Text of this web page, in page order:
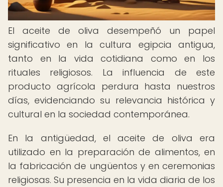
El aceite de oliva desempeñó un papel
significativo en la cultura egipcia antigua,
tanto en la vida cotidiana como en los
rituales religiosos. La influencia de este
producto agrícola perdura hasta nuestros
días, evidenciando su relevancia histórica y
cultural en la sociedad contemporánea.
En la antigüedad, el aceite de oliva era
utilizado en la preparación de alimentos, en
la fabricación de ungüentos y en ceremonias
religiosas. Su presencia en la vida diaria de los